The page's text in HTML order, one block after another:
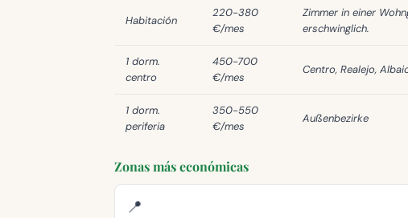
Habitación
220-380
€/mes
Zimmer in einer
erschwinglich.
1 dorm.
centro
450-700
€/mes
Centro, Realejo,
1 dorm.
periferia
350-550
€/mes
Außenbezirke
Zonas más económicas
📍